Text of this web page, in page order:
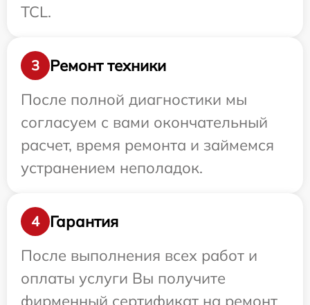
TCL.
3
Ремонт техники
После полной диагностики мы
согласуем с вами окончательный
расчет, время ремонта и займемся
устранением неполадок.
4
Гарантия
После выполнения всех работ и
оплаты услуги Вы получите
фирменный сертификат на ремонт